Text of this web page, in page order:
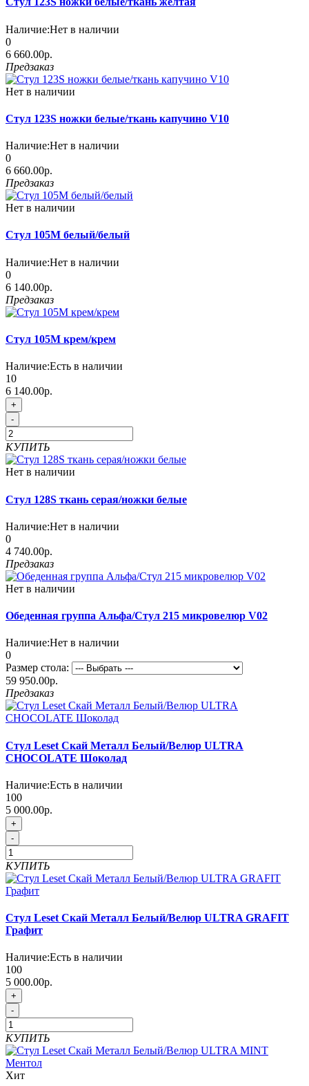
Наличие:Нет в наличии
0
6 660.00р.
Предзаказ
Нет в наличии
Стул 123S ножки белые/ткань капучино V10
Наличие:Нет в наличии
0
6 660.00р.
Предзаказ
Нет в наличии
Стул 105М белый/белый
Наличие:Нет в наличии
0
6 140.00р.
Предзаказ
Стул 105М крем/крем
Наличие:Есть в наличии
10
6 140.00р.
+
-
КУПИТЬ
Нет в наличии
Стул 128S ткань серая/ножки белые
Наличие:Нет в наличии
0
4 740.00р.
Предзаказ
Нет в наличии
Обеденная группа Альфа/Стул 215 микровелюр V02
Наличие:Нет в наличии
0
Размер стола:
59 950.00р.
Предзаказ
Стул Leset Скай Металл Белый/Велюр ULTRA
CHOCOLATE Шоколад
Наличие:Есть в наличии
100
5 000.00р.
+
-
КУПИТЬ
Стул Leset Скай Металл Белый/Велюр ULTRA GRAFIT
Графит
Наличие:Есть в наличии
100
5 000.00р.
+
-
КУПИТЬ
Хит